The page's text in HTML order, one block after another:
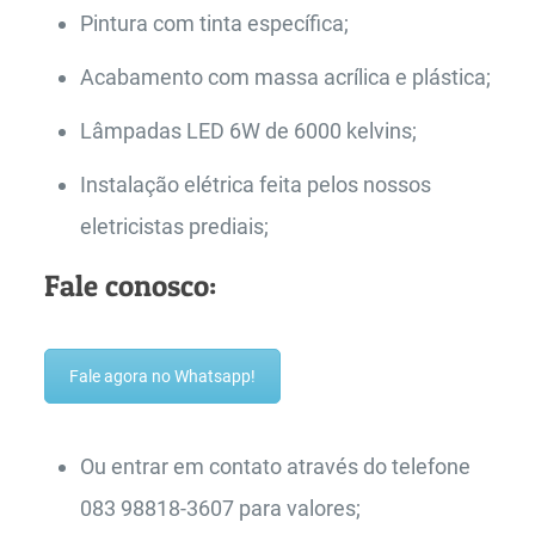
Pintura com tinta específica;
Acabamento com massa acrílica e plástica;
Lâmpadas LED 6W de 6000 kelvins;
Instalação elétrica feita pelos nossos
eletricistas prediais;
Fale conosco:
Fale agora no Whatsapp!
Ou entrar em contato através do telefone
083 98818-3607 para valores;